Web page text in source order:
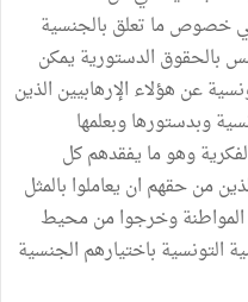
خصوص ما تعلق بالجنسية
بالحقوق الدستورية يمكن
عن هؤلاء الإرهابيين الذين
وبدستورها وبعلمها
وهو ما يفقدهم كل
من حقهم ان يعاملوا بالمثل
وخرجوا من محيط
التونسية باختيارهم الجنسية